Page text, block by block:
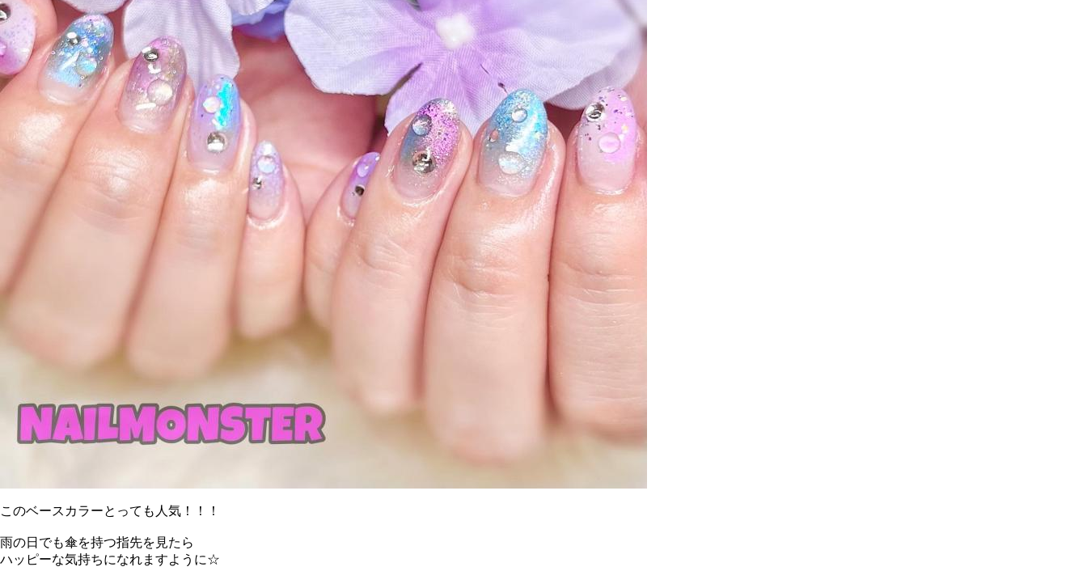
このベースカラーとっても人気！！！
雨の日でも傘を持つ指先を見たら
ハッピーな気持ちになれますように☆